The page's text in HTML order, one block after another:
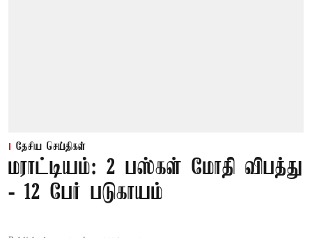
தேசிய செய்திகள்
மராட்டியம்: 2 பஸ்கள் மோதி விபத்து
- 12 பேர் படுகாயம்